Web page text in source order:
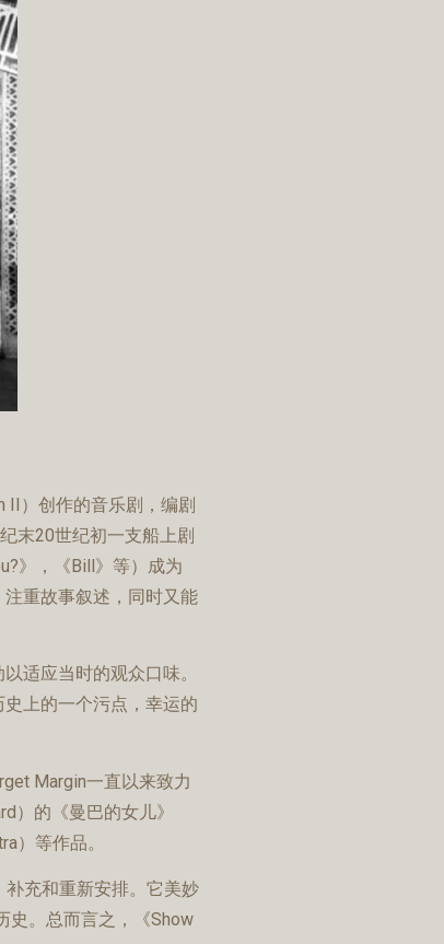
II）创作的音乐剧，编剧
末20世纪初一支船上剧
》，《Bill》等）成为
重故事叙述，同时又能
适应当时的观众口味。
上的一个污点，幸运的
Margin一直以来致力
）的《曼巴的女儿》
）等作品。
补充和重新安排。它美妙
史。总而言之，《Show